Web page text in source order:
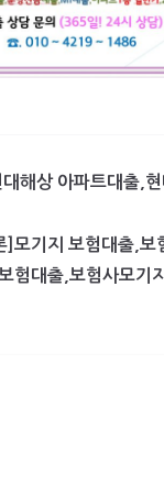
대해상 아파트대출,
]모기지 보험대출,보
험대출,보험사모기